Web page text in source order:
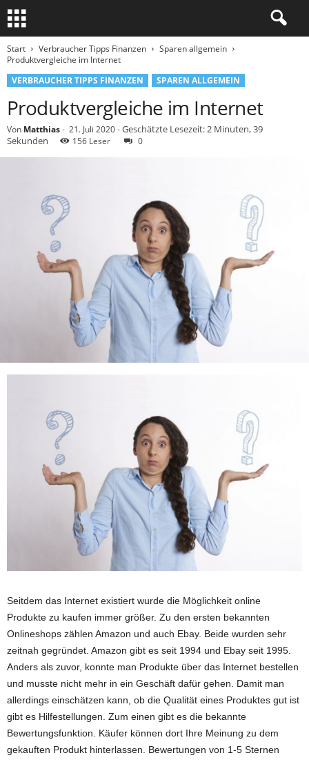
Start Verbraucher Tipps Finanzen
Sparen allgemein
Produktvergleiche im Internet
VERBRAUCHER TIPPS FINANZEN
SPAREN ALLGEMEIN
Produktvergleiche im Internet
Von Matthias- 21. Juli 2020-Geschätzte Lesezeit: 2 Minuten, 39
Sekunden
156 Leser 0
Seitdem das Internet existiert wurde die Möglichkeit online
Produkte zu kaufen immer größer. Zu den ersten bekannten
Onlineshops zählen Amazon und auch Ebay. Beide wurden sehr
zeitnah gegründet. Amazon gibt es seit 1994 und Ebay seit 1995.
Anders als zuvor, konnte man Produkte über das Internet bestellen
und musste nicht mehr in ein Geschäft dafür gehen. Damit man
allerdings einschätzen kann, ob die Qualität eines Produktes gut ist
gibt es Hilfestellungen. Zum einen gibt es die bekannte
Bewertungsfunktion. Käufer können dort Ihre Meinung zu dem
gekauften Produkt hinterlassen. Bewertungen von 1-5 Sternen